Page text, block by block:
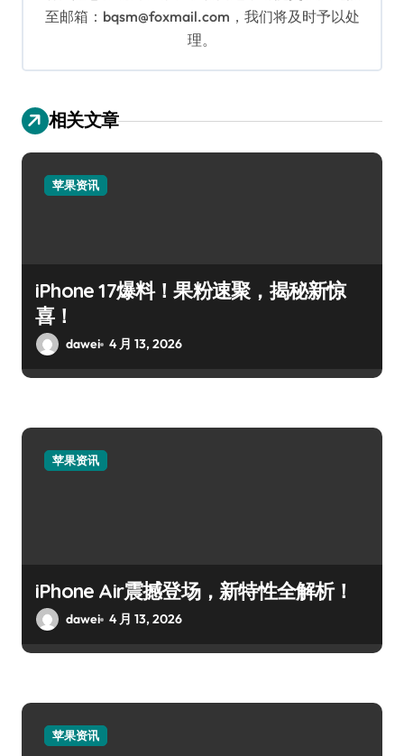
至邮箱：bqsm@foxmail.com，我们将及时予以处
理。
相关文章
苹果资讯
iPhone 17爆料！果粉速聚，揭秘新惊
喜！
dawei 4 月 13, 2026
苹果资讯
iPhone Air震撼登场，新特性全解析！
dawei 4 月 13, 2026
苹果资讯